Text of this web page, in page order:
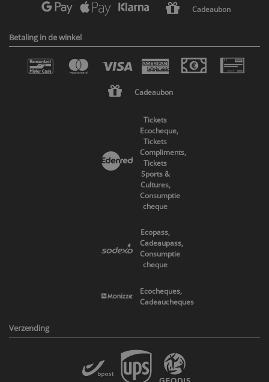
Cadeaubon
Betaling in de winkel
Cadeaubon
Tickets
Ecocheque,
Tickets
Compliments,
Tickets
Sports &
Cultures,
Consumptie
cheque
Ecopass,
Cadeaupass,
Consumptie
cheque
Ecocheques,
Cadeaucheques
Verzending